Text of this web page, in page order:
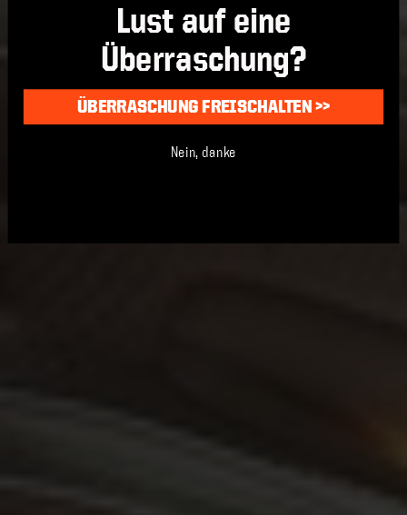
Lust auf eine
Überraschung?
ÜBERRASCHUNG FREISCHALTEN >>
Nein, danke